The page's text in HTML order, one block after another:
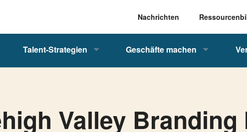
Nachrichten
Talent-Strategien Geschäfte machen
Valley